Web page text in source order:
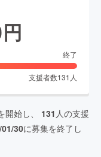
円
終了
支援者数131 人
開始し、 131 人の支援
30に募集を終了し